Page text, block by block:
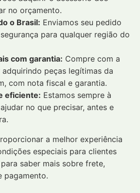
no orçamento.
o Brasil: Enviamos seu pedido
para qualquer região do
com garantia: Compre com a
peças legítimas da
com nota fiscal e garantia.
eficiente: Estamos sempre à
no que precisar, antes e
a melhor experiência
especiais para clientes
saber mais sobre frete,
pagamento.